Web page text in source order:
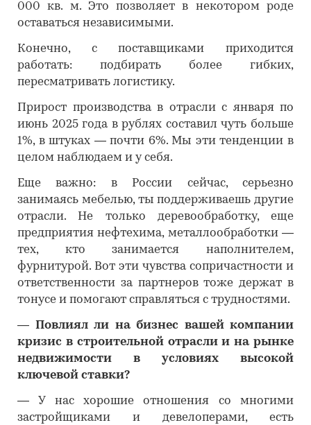
000 кв. м. Это позволяет в некотором роде
оставаться независимыми.
Конечно, с поставщиками приходится
работать: подбирать более гибких,
пересматривать логистику.
Прирост производства в отрасли с января по
июнь 2025 года в рублях составил чуть больше
1%, в штуках — почти 6%. Мы эти тенденции в
целом наблюдаем и у себя.
Еще важно: в России сейчас, серьезно
занимаясь мебелью, ты поддерживаешь другие
отрасли. Не только деревообработку, еще
предприятия нефтехима, металлообработки —
тех, кто занимается наполнителем,
фурнитурой. Вот эти чувства сопричастности и
ответственности за партнеров тоже держат в
тонусе и помогают справляться с трудностями.
― Повлиял ли на бизнес вашей компании
кризис в строительной отрасли и на рынке
недвижимости в условиях высокой
ключевой ставки?
―
У нас хорошие отношения со многими
застройщиками и девелоперами, есть